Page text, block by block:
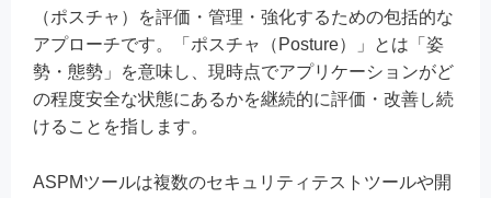
（ポスチャ）を評価・管理・強化するための包括的な
アプローチです。「ポスチャ（Posture）」とは「姿
勢・態勢」を意味し、現時点でアプリケーションがど
の程度安全な状態にあるかを継続的に評価・改善し続
けることを指します。
ASPMツールは複数のセキュリティテストツールや開